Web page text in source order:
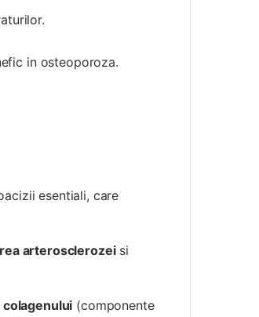
in osteoporoza.
esentiali, care
arterosclerozeisi
(componente